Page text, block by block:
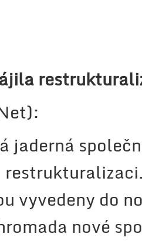
jaderná
vyvedeny do
nové